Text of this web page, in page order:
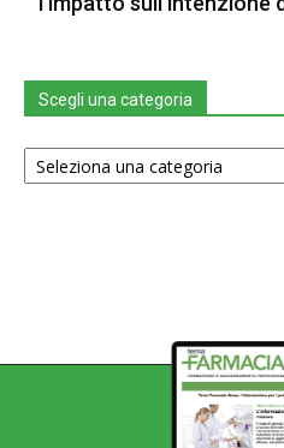
Scegli una categoria
Scegli
una